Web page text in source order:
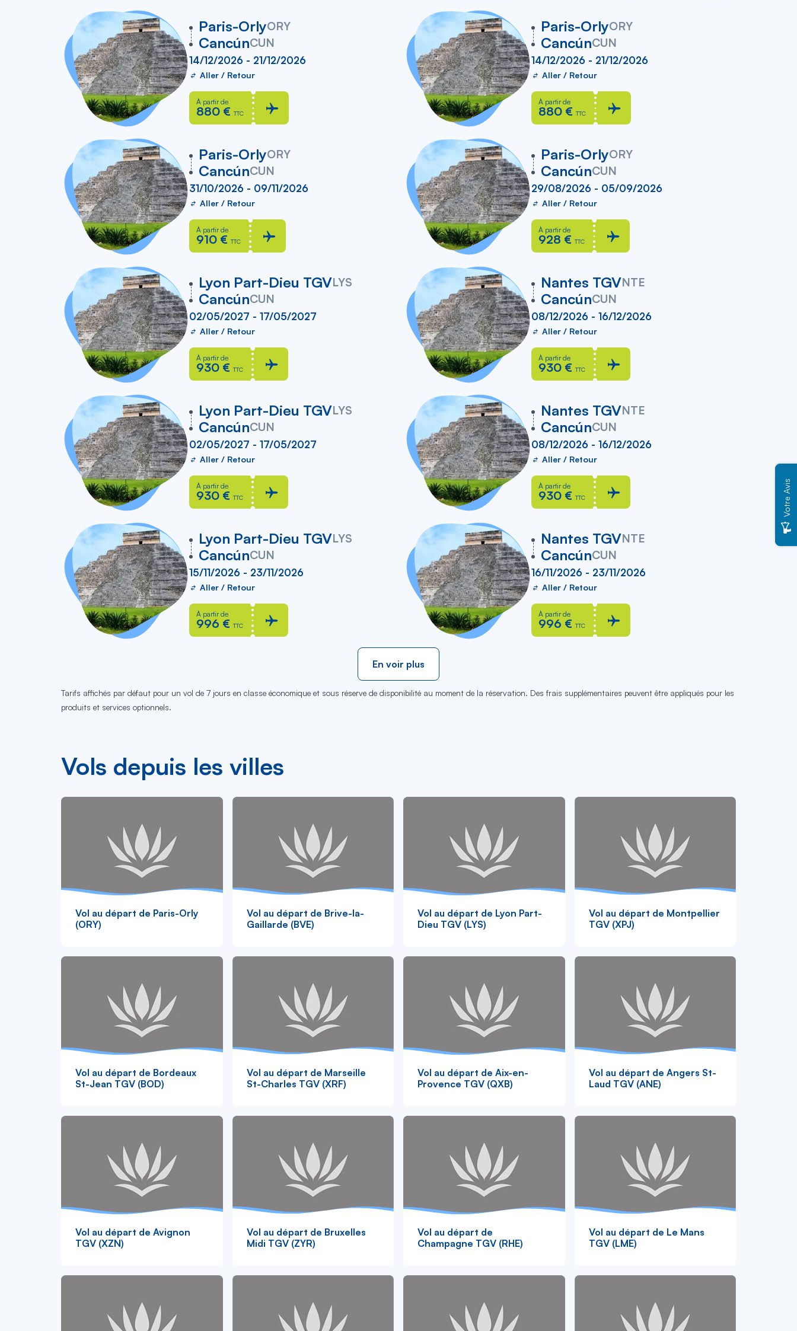
Paris-OrlyORY
vers
CancúnCUN
14/12/2026 - 21/12/2026
Aller / Retour
À partir de
880 € TTC
Paris-OrlyORY
vers
CancúnCUN
14/12/2026 - 21/12/2026
Aller / Retour
À partir de
880 € TTC
Paris-OrlyORY
vers
CancúnCUN
31/10/2026 - 09/11/2026
Aller / Retour
À partir de
910 € TTC
Paris-OrlyORY
vers
CancúnCUN
29/08/2026 - 05/09/2026
Aller / Retour
À partir de
928 € TTC
Lyon Part-Dieu TGVLYS
vers
CancúnCUN
02/05/2027 - 17/05/2027
Aller / Retour
À partir de
930 € TTC
Nantes TGVNTE
vers
CancúnCUN
08/12/2026 - 16/12/2026
Aller / Retour
À partir de
930 € TTC
Lyon Part-Dieu TGVLYS
vers
CancúnCUN
02/05/2027 - 17/05/2027
Aller / Retour
À partir de
930 € TTC
Nantes TGVNTE
vers
CancúnCUN
08/12/2026 - 16/12/2026
Aller / Retour
À partir de
930 € TTC
Lyon Part-Dieu TGVLYS
vers
CancúnCUN
15/11/2026 - 23/11/2026
Aller / Retour
À partir de
996 € TTC
Nantes TGVNTE
vers
CancúnCUN
16/11/2026 - 23/11/2026
Aller / Retour
À partir de
996 € TTC
En voir plus
Tarifs affichés par défaut pour un vol de 7 jours en classe économique et sous réserve de disponibilité au moment de la réservation. Des frais supplémentaires peuvent être appliqués pour les
produits et services optionnels.
Vols depuis les villes
Vol au départ de Paris-Orly
(ORY)
Vol au départ de Brive-la-
Gaillarde (BVE)
Vol au départ de Lyon Part-
Dieu TGV (LYS)
Vol au départ de Montpellier
TGV (XPJ)
Vol au départ de Bordeaux
St-Jean TGV (BOD)
Vol au départ de Marseille
St-Charles TGV (XRF)
Vol au départ de Aix-en-
Provence TGV (QXB)
Vol au départ de Angers St-
Laud TGV (ANE)
Vol au départ de Avignon
TGV (XZN)
Vol au départ de Bruxelles
Midi TGV (ZYR)
Vol au départ de
Champagne TGV (RHE)
Vol au départ de Le Mans
TGV (LME)
Votre Avis